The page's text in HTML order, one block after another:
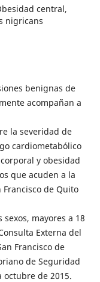
central,
nigricans
benignas de
acompañan a
la severidad de
cardiometabólico
y obesidad
que acuden a la
de Quito
mayores a 18
Externa del
Francisco de
de Seguridad
octubre de 2015.